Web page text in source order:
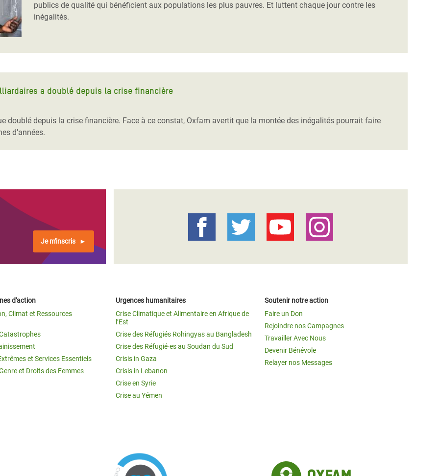
publics de qualité qui bénéficient aux populations les plus pauvres. Et luttent chaque jour contre les
inégalités.
a doublé depuis la crise financière
doublé depuis la crise financière. Face à ce constat, Oxfam avertit que la montée des inégalités pourrait faire
d’années.
Je m'inscris
d'action
Climat et Ressources
et Services Essentiels
et Droits des Femmes
Urgences humanitaires
Crise Climatique et Alimentaire en Afrique de
l’Est
Crise des Réfugiés Rohingyas au Bangladesh
Crise des Réfugié·es au Soudan du Sud
Crisis in Gaza
Crisis in Lebanon
Crise en Syrie
Crise au Yémen
Soutenir notre action
Faire un Don
Rejoindre nos Campagnes
Travailler Avec Nous
Devenir Bénévole
Relayer nos Messages